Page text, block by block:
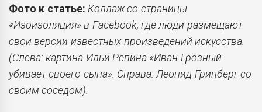
Фото к статье: Коллаж со страницы
«Изоизоляция» в Facebook, где люди размещают
свои версии известных произведений искусства.
(Слева: картина Ильи Репина «Иван Грозный
убивает своего сына». Справа: Леонид Гринберг со
своим соседом).